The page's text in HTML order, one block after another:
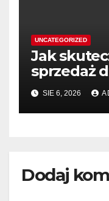
UNCATEGORIZED
Jak
sprzedaż
SIE 6, 2026
Dodaj